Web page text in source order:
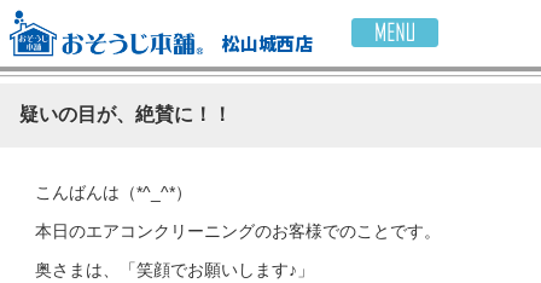
松山城西店
疑いの目が、絶賛に！！
こんばんは（*^_^*）
本日のエアコンクリーニングのお客様でのことです。
奥さまは、「笑顔でお願いします♪」